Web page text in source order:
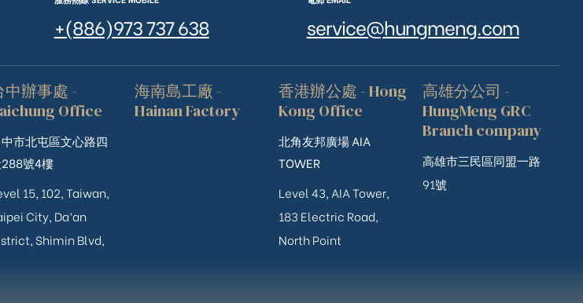
+(886)973 737 638 service@hungmeng.com
中辦事處 -
Office
市北屯區文心路四
號4樓
15, 102, Taiwan,
City, Da’an
Shimin Blvd,
海南島工廠 -
Hainan Factory
香港辦公處 - Hong
Kong Office
北角友邦廣場 AIA
TOWER
Level 43, AIA Tower,
183 Electric Road,
North Point
高雄分公司 -
HungMeng GRC
Branch company
高雄市三民區同盟一路
91號